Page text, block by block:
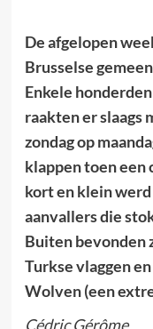
De afgelopen
Brusselse
Enkele
raakten er slaags
zondag op
klappen toen een
kort en klein
aanvallers die
Buiten bevonden
Turkse vlaggen
Wolven (een
Cédric Gérôme